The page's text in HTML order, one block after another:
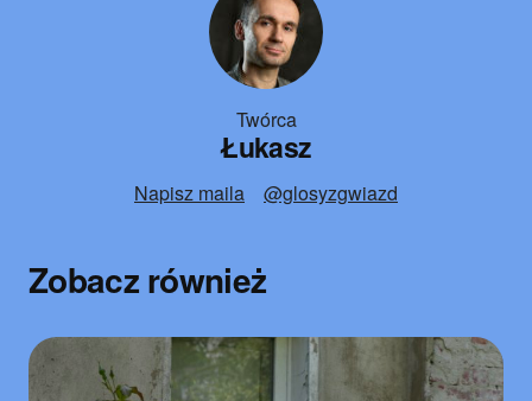
Twórca
Łukasz
Napisz maila @glosyzgwiazd
Zobacz również